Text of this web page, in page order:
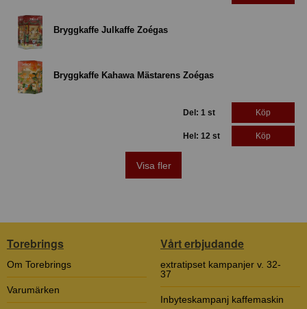
Bryggkaffe Julkaffe Zoégas
Bryggkaffe Kahawa Mästarens Zoégas
Del: 1 st Köp
Hel: 12 st Köp
Visa fler
Torebrings
Om Torebrings
Varumärken
Vårt erbjudande
extratipset kampanjer v. 32-
37
Inbyteskampanj kaffemaskin